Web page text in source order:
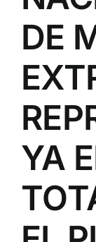
DE
YA